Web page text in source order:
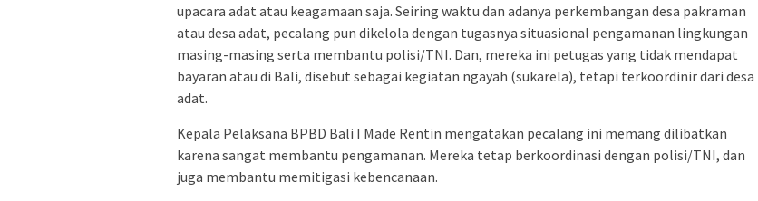
upacara adat atau keagamaan saja. Seiring waktu dan adanya perkembangan desa pakraman
atau desa adat, pecalang pun dikelola dengan tugasnya situasional pengamanan lingkungan
masing-masing serta membantu polisi/TNI. Dan, mereka ini petugas yang tidak mendapat
bayaran atau di Bali, disebut sebagai kegiatan ngayah (sukarela), tetapi terkoordinir dari desa
adat.
Kepala Pelaksana BPBD Bali I Made Rentin mengatakan pecalang ini memang dilibatkan
karena sangat membantu pengamanan. Mereka tetap berkoordinasi dengan polisi/TNI, dan
juga membantu memitigasi kebencanaan.